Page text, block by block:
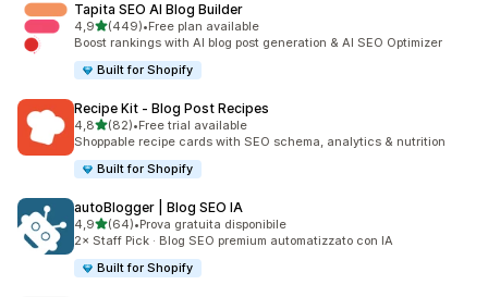
Tapita SEO AI Blog Builder
4,9stelle su 5
(449)
449 recensioni totali
•Free plan available
Boost rankings with AI blog post generation & AI SEO Optimizer
Built for Shopify
Recipe Kit ‑ Blog Post Recipes
4,8stelle su 5
(82)
82 recensioni totali
•Free trial available
Shoppable recipe cards with SEO schema, analytics & nutrition
Built for Shopify
autoBlogger | Blog SEO IA
4,9stelle su 5
(64)
64 recensioni totali
•Prova gratuita disponibile
2× Staff Pick · Blog SEO premium automatizzato con IA
Built for Shopify